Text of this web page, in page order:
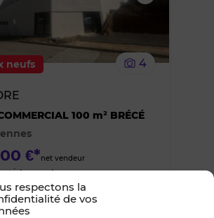
respectons la
de vos
le
neufs 4
100 m² BRÉCÉ
€*net vendeur
en sus